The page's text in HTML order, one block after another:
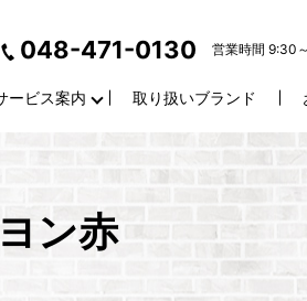
048-471-0130 営業時間 9:30
ービス案内 取り扱いブランド
ン赤